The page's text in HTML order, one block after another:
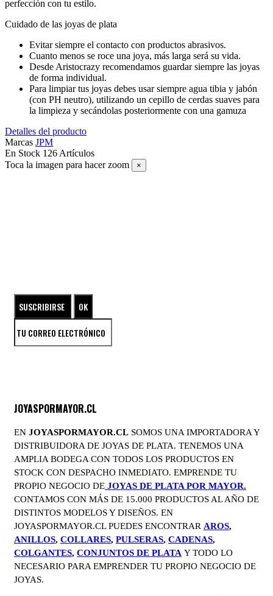
perfección con tu estilo.
Cuidado de las joyas de plata
Evitar siempre el contacto con productos abrasivos.
Cuanto menos se roce una joya, más larga será su vida.
Desde Aristocrazy recomendamos guardar siempre las joyas
de forma individual.
Para limpiar tus joyas debes usar siempre agua tibia y jabón
(con PH neutro), utilizando un cepillo de cerdas suaves para
la limpieza y secándolas posteriormente con una gamuza
Detalles del producto
Marcas JPM
En Stock 126 Artículos
Toca la imagen para hacer zoom
×
JOYASPORMAYOR.CL
EN JOYASPORMAYOR.CL SOMOS UNA IMPORTADORA Y
DISTRIBUIDORA DE JOYAS DE PLATA. TENEMOS UNA
AMPLIA BODEGA CON TODOS LOS PRODUCTOS EN
STOCK CON DESPACHO INMEDIATO. EMPRENDE TU
PROPIO NEGOCIO DE JOYAS DE PLATA POR MAYOR.
CONTAMOS CON MÁS DE 15.000 PRODUCTOS AL AÑO DE
DISTINTOS MODELOS Y DISEÑOS. EN
JOYASPORMAYOR.CL PUEDES ENCONTRAR AROS,
ANILLOS, COLLARES, PULSERAS, CADENAS,
COLGANTES, CONJUNTOS DE PLATA Y TODO LO
NECESARIO PARA EMPRENDER TU PROPIO NEGOCIO DE
JOYAS.